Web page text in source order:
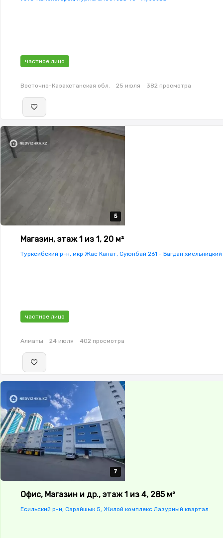
частное лицо
Восточно-Казахстанская обл. 25 июля 382 просмотра
5
5
5
5
5
Магазин, этаж 1 из 1, 20 м²
Турксибский р-н, мкр Жас Канат, Суюнбай 261 - Багдан хмельницкий
частное лицо
Алматы 24 июля 402 просмотра
7
7
7
7
7
Офис, Магазин и др., этаж 1 из 4, 285 м²
Есильский р-н, Сарайшык 5, Жилой комплекс Лазурный квартал